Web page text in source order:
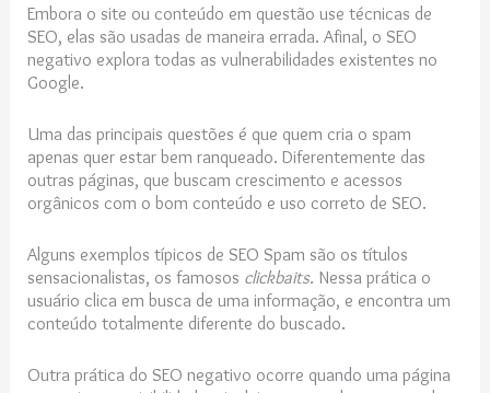
Embora o site ou conteúdo em questão use técnicas de
SEO, elas são usadas de maneira errada. Afinal, o SEO
negativo explora todas as vulnerabilidades existentes no
Google.
Uma das principais questões é que quem cria o spam
apenas quer estar bem ranqueado. Diferentemente das
outras páginas, que buscam crescimento e acessos
orgânicos com o bom conteúdo e uso correto de SEO.
Alguns exemplos típicos de SEO Spam são os títulos
sensacionalistas, os famosos clickbaits. Nessa prática o
usuário clica em busca de uma informação, e encontra um
conteúdo totalmente diferente do buscado.
Outra prática do SEO negativo ocorre quando uma página